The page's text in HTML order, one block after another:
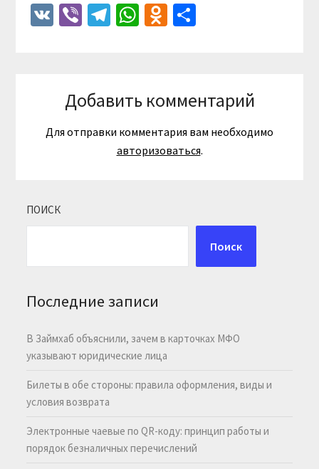
VKViberTelegram
WhatsApp
Odnoklassniki
Отправить
Добавить комментарий
Для отправки комментария вам необходимо
авторизоваться.
ПОИСК
Поиск
Последние записи
В Займхаб объяснили, зачем в карточках МФО
указывают юридические лица
Билеты в обе стороны: правила оформления, виды и
условия возврата
Электронные чаевые по QR-коду: принцип работы и
порядок безналичных перечислений